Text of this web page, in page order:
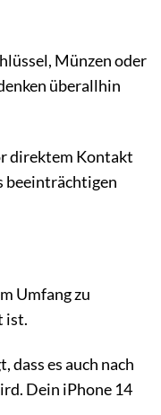
Münzen oder
überallhin
direktem Kontakt
beeinträchtigen
Umfang zu
ist.
es auch nach
Dein iPhone 14